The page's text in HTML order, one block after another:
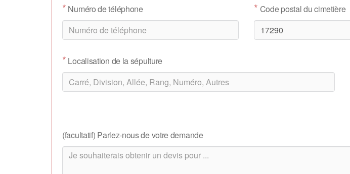
* Numéro de téléphone * Code postal du cimetière
* Localisation de la sépulture
(facultatif) Parlez-nous de votre demande